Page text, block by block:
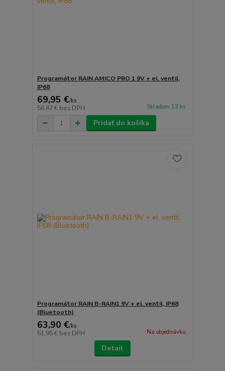
Programátor RAIN AMICO PRO 1 9V + el. ventil,
IP68
69,95 €/ks
56,87 € bez DPH Skladom 13 ks
Pridať do košíka
Programátor RAIN B-RAIN1 9V + el. ventil, IP68
(Bluetooth)
63,90 €/ks
51,95 € bez DPH Na objednávku
Detail